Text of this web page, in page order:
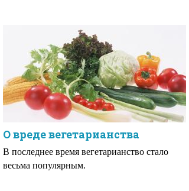
О вреде вегетарианства
В последнее время вегетарианство стало
весьма популярным.